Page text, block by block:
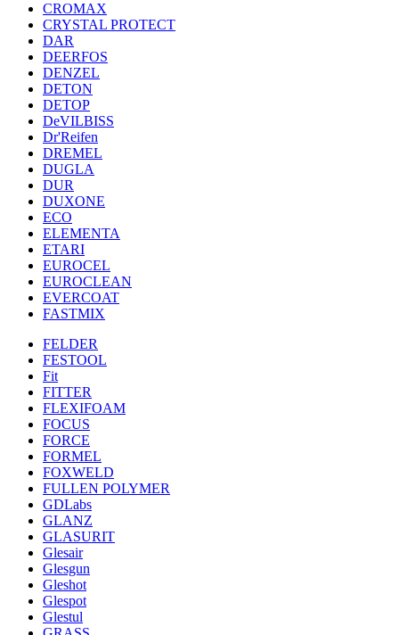
CROMAX
CRYSTAL PROTECT
DAR
DEERFOS
DENZEL
DETON
DETOP
DeVILBISS
Dr'Reifen
DREMEL
DUGLA
DUR
DUXONE
ECO
ELEMENTA
ETARI
EUROCEL
EUROCLEAN
EVERCOAT
FASTMIX
FELDER
FESTOOL
Fit
FITTER
FLEXIFOAM
FOCUS
FORCE
FORMEL
FOXWELD
FULLEN POLYMER
GDLabs
GLANZ
GLASURIT
Glesair
Glesgun
Gleshot
Glespot
Glestul